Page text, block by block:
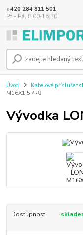
+420 284 811 501
Po - Pá, 8:00-16:30
Úvod Kabelové
M16X1,5 4-8
Vývodka
Dostupnost